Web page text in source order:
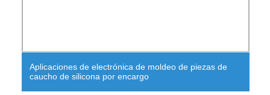
Aplicaciones de electrónica de moldeo de piezas de
caucho de silicona por encargo